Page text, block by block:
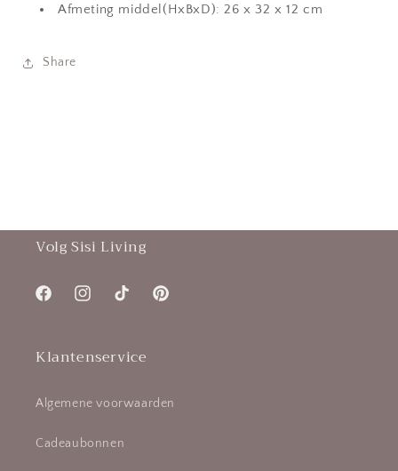
Afmeting middel(HxBxD): 26 x 32 x 12 cm
Share
Volg Sisi Living
FacebookInstagramTikTok Pinterest
Klantenservice
Algemene voorwaarden
Cadeaubonnen